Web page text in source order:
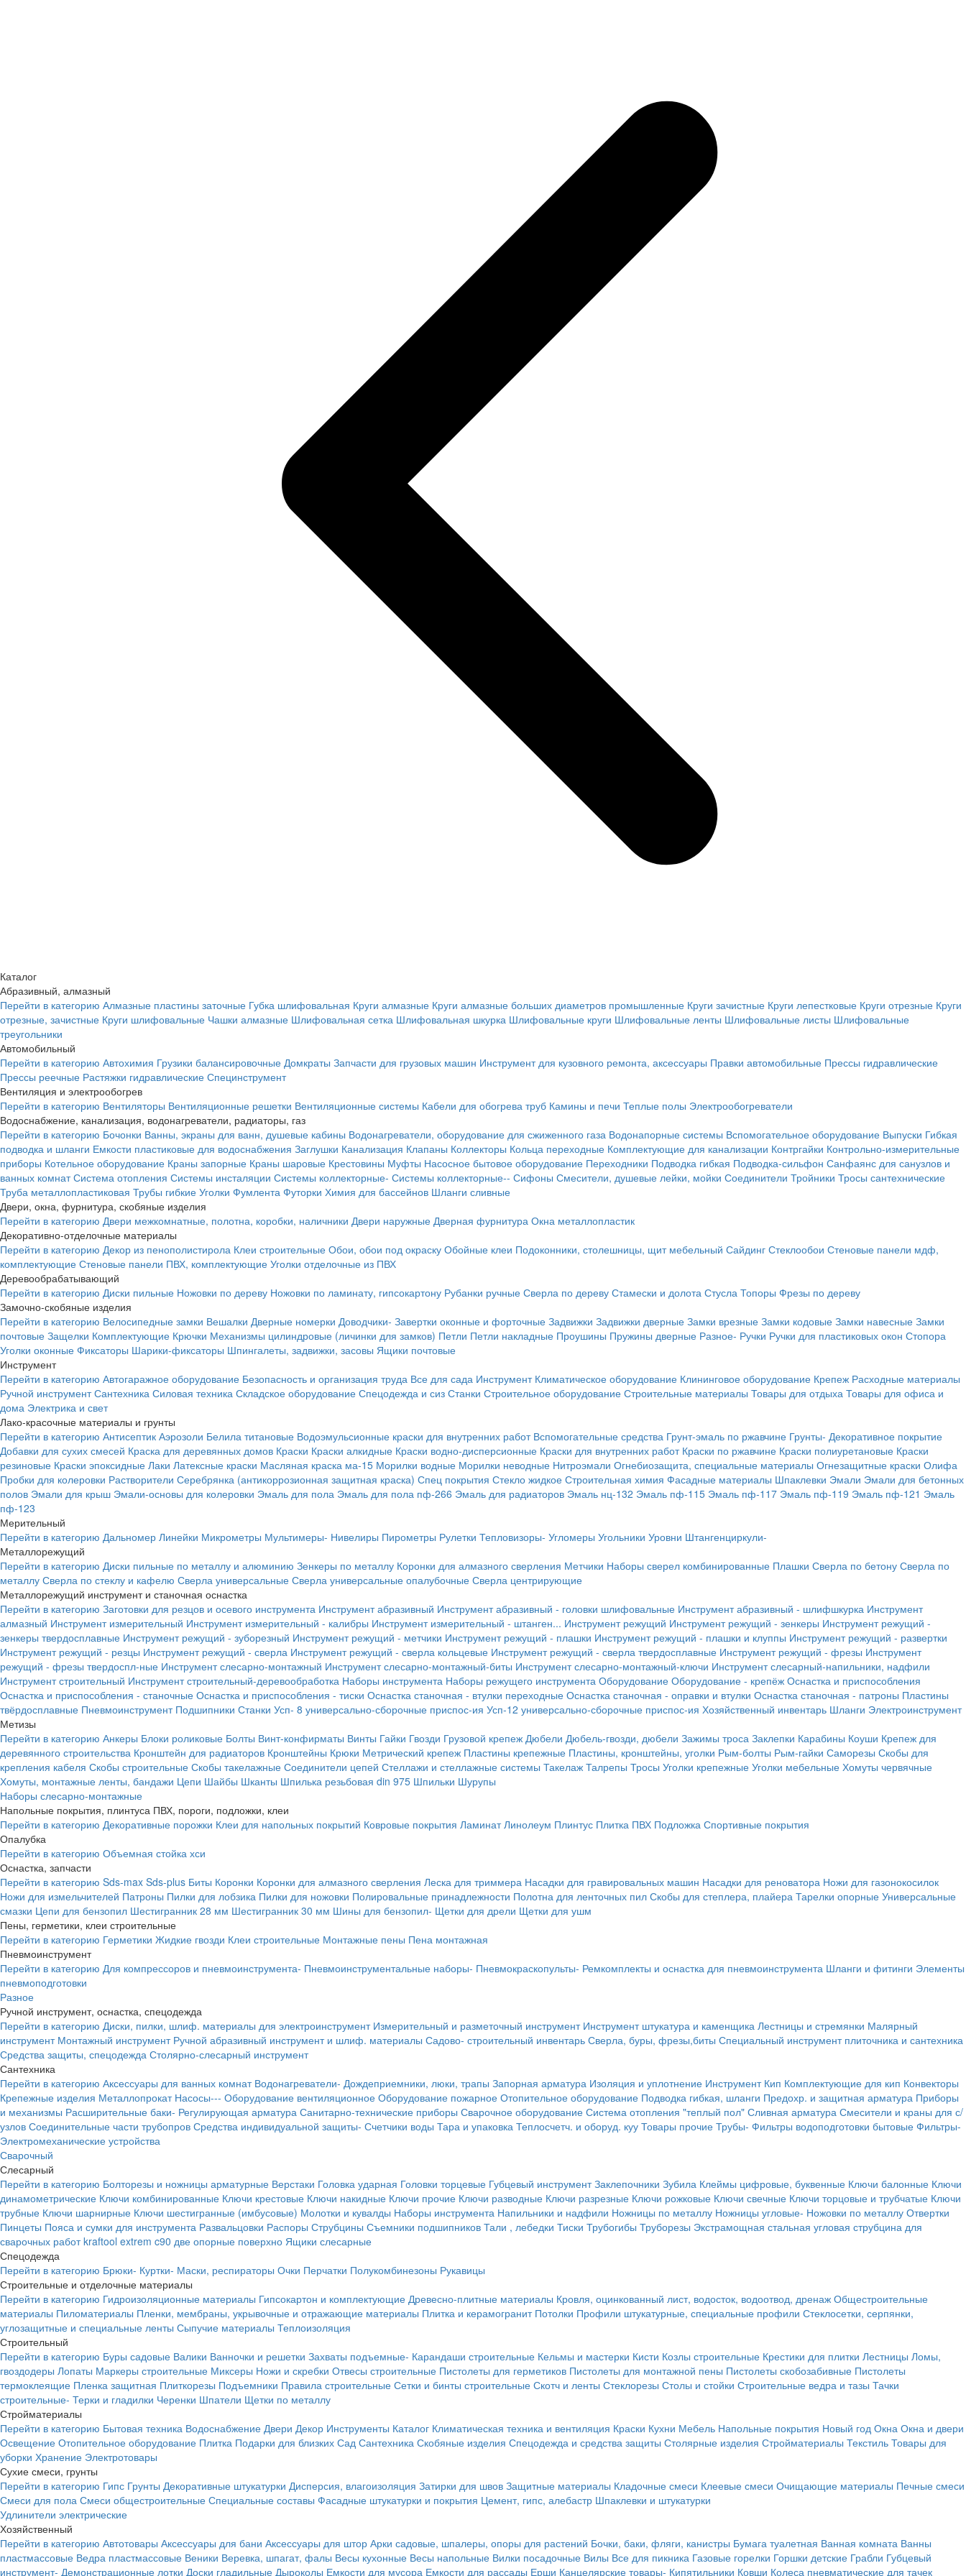
Каталог
Абразивный, алмазный
Перейти в категорию Алмазные пластины заточные Губка шлифовальная Круги алмазные Круги алмазные больших диаметров промышленные Круги зачистные Круги лепестковые Круги отрезные Круги
отрезные, зачистные Круги шлифовальные Чашки алмазные Шлифовальная сетка Шлифовальная шкурка Шлифовальные круги Шлифовальные ленты Шлифовальные листы Шлифовальные
треугольники
Автомобильный
Перейти в категорию Автохимия Грузики балансировочные Домкраты Запчасти для грузовых машин Инструмент для кузовного ремонта, аксессуары Правки автомобильные Прессы гидравлические
Прессы реечные Растяжки гидравлические Специнструмент
Вентиляция и электрообогрев
Перейти в категорию Вентиляторы Вентиляционные решетки Вентиляционные системы Кабели для обогрева труб Камины и печи Теплые полы Электрообогреватели
Водоснабжение, канализация, водонагреватели, радиаторы, газ
Перейти в категорию Бочонки Ванны, экраны для ванн, душевые кабины Водонагреватели, оборудование для сжиженного газа Водонапорные системы Вспомогательное оборудование Выпуски Гибкая
подводка и шланги Емкости пластиковые для водоснабжения Заглушки Канализация Клапаны Коллекторы Кольца переходные Комплектующие для канализации Контргайки Контрольно-измерительные
приборы Котельное оборудование Краны запорные Краны шаровые Крестовины Муфты Насосное бытовое оборудование Переходники Подводка гибкая Подводка-сильфон Санфаянс для санузлов и
ванных комнат Система отопления Системы инсталяции Системы коллекторные- Системы коллекторные-- Сифоны Смесители, душевые лейки, мойки Соединители Тройники Тросы сантехнические
Труба металлопластиковая Трубы гибкие Уголки Фумлента Футорки Химия для бассейнов Шланги сливные
Двери, окна, фурнитура, скобяные изделия
Перейти в категорию Двери межкомнатные, полотна, коробки, наличники Двери наружные Дверная фурнитура Окна металлопластик
Декоративно-отделочные материалы
Перейти в категорию Декор из пенополистирола Клеи строительные Обои, обои под окраску Обойные клеи Подоконники, столешницы, щит мебельный Сайдинг Стеклообои Стеновые панели мдф,
комплектующие Стеновые панели ПВХ, комплектующие Уголки отделочные из ПВХ
Деревообрабатывающий
Перейти в категорию Диски пильные Ножовки по дереву Ножовки по ламинату, гипсокартону Рубанки ручные Сверла по дереву Стамески и долота Стусла Топоры Фрезы по дереву
Замочно-скобяные изделия
Перейти в категорию Велосипедные замки Вешалки Дверные номерки Доводчики- Завертки оконные и форточные Задвижки Задвижки дверные Замки врезные Замки кодовые Замки навесные Замки
почтовые Защелки Комплектующие Крючки Механизмы цилиндровые (личинки для замков) Петли Петли накладные Проушины Пружины дверные Разное- Ручки Ручки для пластиковых окон Стопора
Уголки оконные Фиксаторы Шарики-фиксаторы Шпингалеты, задвижки, засовы Ящики почтовые
Инструмент
Перейти в категорию Автогаражное оборудование Безопасность и организация труда Все для сада Инструмент Климатическое оборудование Клининговое оборудование Крепеж Расходные материалы
Ручной инструмент Сантехника Силовая техника Складское оборудование Спецодежда и сиз Станки Строительное оборудование Строительные материалы Товары для отдыха Товары для офиса и
дома Электрика и свет
Лако-красочные материалы и грунты
Перейти в категорию Антисептик Аэрозоли Белила титановые Водоэмульсионные краски для внутренних работ Вспомогательные средства Грунт-эмаль по ржавчине Грунты- Декоративное покрытие
Добавки для сухих смесей Краска для деревянных домов Краски Краски алкидные Краски водно-дисперсионные Краски для внутренних работ Краски по ржавчине Краски полиуретановые Краски
резиновые Краски эпоксидные Лаки Латексные краски Масляная краска ма-15 Морилки водные Морилки неводные Нитроэмали Огнебиозащита, специальные материалы Огнезащитные краски Олифа
Пробки для колеровки Растворители Серебрянка (антикоррозионная защитная краска) Спец покрытия Стекло жидкое Строительная химия Фасадные материалы Шпаклевки Эмали Эмали для бетонных
полов Эмали для крыш Эмали-основы для колеровки Эмаль для пола Эмаль для пола пф-266 Эмаль для радиаторов Эмаль нц-132 Эмаль пф-115 Эмаль пф-117 Эмаль пф-119 Эмаль пф-121 Эмаль
пф-123
Мерительный
Перейти в категорию Дальномер Линейки Микрометры Мультимеры- Нивелиры Пирометры Рулетки Тепловизоры- Угломеры Угольники Уровни Штангенциркули-
Металлорежущий
Перейти в категорию Диски пильные по металлу и алюминию Зенкеры по металлу Коронки для алмазного сверления Метчики Наборы сверел комбинированные Плашки Сверла по бетону Сверла по
металлу Сверла по стеклу и кафелю Сверла универсальные Сверла универсальные опалубочные Сверла центрирующие
Металлорежущий инструмент и станочная оснастка
Перейти в категорию Заготовки для резцов и осевого инструмента Инструмент абразивный Инструмент абразивный - головки шлифовальные Инструмент абразивный - шлифшкурка Инструмент
алмазный Инструмент измерительный Инструмент измерительный - калибры Инструмент измерительный - штанген... Инструмент режущий Инструмент режущий - зенкеры Инструмент режущий -
зенкеры твердосплавные Инструмент режущий - зуборезный Инструмент режущий - метчики Инструмент режущий - плашки Инструмент режущий - плашки и клуппы Инструмент режущий - развертки
Инструмент режущий - резцы Инструмент режущий - сверла Инструмент режущий - сверла кольцевые Инструмент режущий - сверла твердосплавные Инструмент режущий - фрезы Инструмент
режущий - фрезы твердоспл-ные Инструмент слесарно-монтажный Инструмент слесарно-монтажный-биты Инструмент слесарно-монтажный-ключи Инструмент слесарный-напильники, надфили
Инструмент строительный Инструмент строительный-деревообработка Наборы инструмента Наборы режущего инструмента Оборудование Оборудование - крепёж Оснастка и приспособления
Оснастка и приспособления - станочные Оснастка и приспособления - тиски Оснастка станочная - втулки переходные Оснастка станочная - оправки и втулки Оснастка станочная - патроны Пластины
твёрдосплавные Пневмоинструмент Подшипники Станки Усп- 8 универсально-сборочные приспос-ия Усп-12 универсально-сборочные приспос-ия Хозяйственный инвентарь Шланги Электроинструмент
Метизы
Перейти в категорию Анкеры Блоки роликовые Болты Винт-конфирматы Винты Гайки Гвозди Грузовой крепеж Дюбели Дюбель-гвозди, дюбели Зажимы троса Заклепки Карабины Коуши Крепеж для
деревянного строительства Кронштейн для радиаторов Кронштейны Крюки Метрический крепеж Пластины крепежные Пластины, кронштейны, уголки Рым-болты Рым-гайки Саморезы Скобы для
крепления кабеля Скобы строительные Скобы такелажные Соединители цепей Стеллажи и стеллажные системы Такелаж Талрепы Тросы Уголки крепежные Уголки мебельные Хомуты червячные
Хомуты, монтажные ленты, бандажи Цепи Шайбы Шканты Шпилька резьбовая din 975 Шпильки Шурупы
Наборы слесарно-монтажные
Напольные покрытия, плинтуса ПВХ, пороги, подложки, клеи
Перейти в категорию Декоративные порожки Клеи для напольных покрытий Ковровые покрытия Ламинат Линолеум Плинтус Плитка ПВХ Подложка Спортивные покрытия
Опалубка
Перейти в категорию Объемная стойка хси
Оснастка, запчасти
Перейти в категорию Sds-max Sds-plus Биты Коронки Коронки для алмазного сверления Леска для триммера Насадки для гравировальных машин Насадки для реноватора Ножи для газонокосилок
Ножи для измельчителей Патроны Пилки для лобзика Пилки для ножовки Полировальные принадлежности Полотна для ленточных пил Скобы для степлера, плайера Тарелки опорные Универсальные
смазки Цепи для бензопил Шестигранник 28 мм Шестигранник 30 мм Шины для бензопил- Щетки для дрели Щетки для ушм
Пены, герметики, клеи строительные
Перейти в категорию Герметики Жидкие гвозди Клеи строительные Монтажные пены Пена монтажная
Пневмоинструмент
Перейти в категорию Для компрессоров и пневмоинструмента- Пневмоинструментальные наборы- Пневмокраскопульты- Ремкомплекты и оснастка для пневмоинструмента Шланги и фитинги Элементы
пневмоподготовки
Разное
Ручной инструмент, оснастка, спецодежда
Перейти в категорию Диски, пилки, шлиф. материалы для электроинструмент Измерительный и разметочный инструмент Инструмент штукатура и каменщика Лестницы и стремянки Малярный
инструмент Монтажный инструмент Ручной абразивный инструмент и шлиф. материалы Садово- строительный инвентарь Сверла, буры, фрезы,биты Специальный инструмент плиточника и сантехника
Средства защиты, спецодежда Столярно-слесарный инструмент
Сантехника
Перейти в категорию Аксессуары для ванных комнат Водонагреватели- Дождеприемники, люки, трапы Запорная арматура Изоляция и уплотнение Инструмент Кип Комплектующие для кип Конвекторы
Крепежные изделия Металлопрокат Насосы--- Оборудование вентиляционное Оборудование пожарное Отопительное оборудование Подводка гибкая, шланги Предохр. и защитная арматура Приборы
и механизмы Расширительные баки- Регулирующая арматура Санитарно-технические приборы Сварочное оборудование Система отопления "теплый пол" Сливная арматура Смесители и краны для с/
узлов Соединительные части трубопров Средства индивидуальной защиты- Счетчики воды Тара и упаковка Теплосчетч. и оборуд. куу Товары прочие Трубы- Фильтры водоподготовки бытовые Фильтры-
Электромеханические устройства
Сварочный
Слесарный
Перейти в категорию Болторезы и ножницы арматурные Верстаки Головка ударная Головки торцевые Губцевый инструмент Заклепочники Зубила Клеймы цифровые, буквенные Ключи балонные Ключи
динамометрические Ключи комбинированные Ключи крестовые Ключи накидные Ключи прочие Ключи разводные Ключи разрезные Ключи рожковые Ключи свечные Ключи торцовые и трубчатые Ключи
трубные Ключи шарнирные Ключи шестигранные (имбусовые) Молотки и кувалды Наборы инструмента Напильники и надфили Ножницы по металлу Ножницы угловые- Ножовки по металлу Отвертки
Пинцеты Пояса и сумки для инструмента Развальцовки Распоры Струбцины Съемники подшипников Тали , лебедки Тиски Трубогибы Труборезы Экстрамощная стальная угловая струбцина для
сварочных работ kraftool extrem c90 две опорные поверхно Ящики слесарные
Спецодежда
Перейти в категорию Брюки- Куртки- Маски, респираторы Очки Перчатки Полукомбинезоны Рукавицы
Строительные и отделочные материалы
Перейти в категорию Гидроизоляционные материалы Гипсокартон и комплектующие Древесно-плитные материалы Кровля, оцинкованный лист, водосток, водоотвод, дренаж Общестроительные
материалы Пиломатериалы Пленки, мембраны, укрывочные и отражающие материалы Плитка и керамогранит Потолки Профили штукатурные, специальные профили Стеклосетки, серпянки,
углозащитные и специальные ленты Сыпучие материалы Теплоизоляция
Строительный
Перейти в категорию Буры садовые Валики Ванночки и решетки Захваты подъемные- Карандаши строительные Кельмы и мастерки Кисти Козлы строительные Крестики для плитки Лестницы Ломы,
гвоздодеры Лопаты Маркеры строительные Миксеры Ножи и скребки Отвесы строительные Пистолеты для герметиков Пистолеты для монтажной пены Пистолеты скобозабивные Пистолеты
термоклеящие Пленка защитная Плиткорезы Подъемники Правила строительные Сетки и бинты строительные Скотч и ленты Стеклорезы Столы и стойки Строительные ведра и тазы Тачки
строительные- Терки и гладилки Черенки Шпатели Щетки по металлу
Стройматериалы
Перейти в категорию Бытовая техника Водоснабжение Двери Декор Инструменты Каталог Климатическая техника и вентиляция Краски Кухни Мебель Напольные покрытия Новый год Окна Окна и двери
Освещение Отопительное оборудование Плитка Подарки для близких Сад Сантехника Скобяные изделия Спецодежда и средства защиты Столярные изделия Стройматериалы Текстиль Товары для
уборки Хранение Электротовары
Сухие смеси, грунты
Перейти в категорию Гипс Грунты Декоративные штукатурки Дисперсия, влагоизоляция Затирки для швов Защитные материалы Кладочные смеси Клеевые смеси Очищающие материалы Печные смеси
Смеси для пола Смеси общестроительные Специальные составы Фасадные штукатурки и покрытия Цемент, гипс, алебастр Шпаклевки и штукатурки
Удлинители электрические
Хозяйственный
Перейти в категорию Автотовары Аксессуары для бани Аксессуары для штор Арки садовые, шпалеры, опоры для растений Бочки, баки, фляги, канистры Бумага туалетная Ванная комната Ванны
пластмассовые Ведра пластмассовые Веники Веревка, шпагат, фалы Весы кухонные Весы напольные Вилки посадочные Вилы Все для пикника Газовые горелки Горшки детские Грабли Губцевый
инструмент- Демонстрационные лотки Доски гладильные Дыроколы Емкости для мусора Емкости для рассады Ерши Канцелярские товары- Кипятильники Ковши Колеса пневматические для тачек